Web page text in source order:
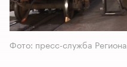
Фото: пресс-служба